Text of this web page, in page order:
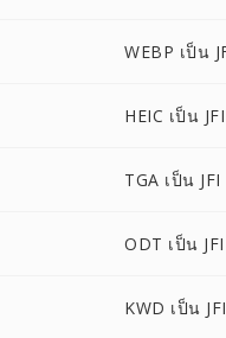
WEBP เป็น
HEIC เป็น JFI
TGA เป็น JFI
ODT เป็น JFI
KWD เป็น JFI